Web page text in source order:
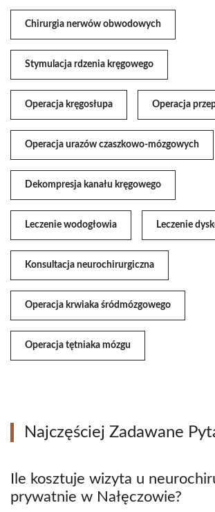
Chirurgia nerwów obwodowych
Stymulacja rdzenia kręgowego
Operacja kręgosłupa Operacja
Operacja urazów czaszkowo-mózgowych
Dekompresja kanału kręgowego
Leczenie wodogłowia Leczenie
Konsultacja neurochirurgiczna
Operacja krwiaka śródmózgowego
Operacja tętniaka mózgu
Najczęściej Zadawane
Ile kosztuje wizyta u
prywatnie w Nałęczowie?